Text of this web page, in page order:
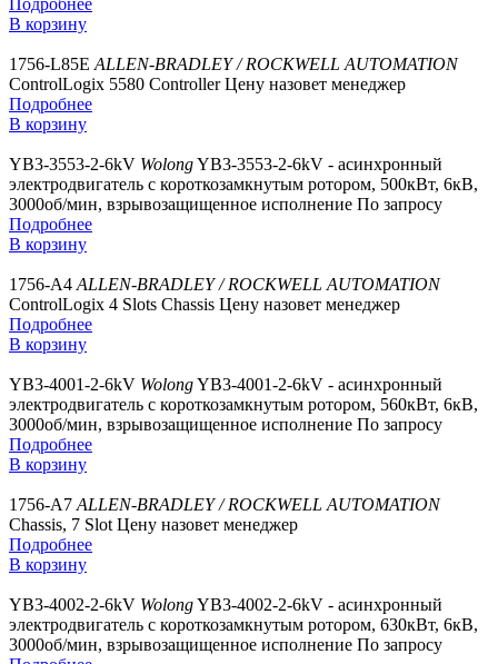
Подробнее
В корзину
1756-L85E ALLEN-BRADLEY / ROCKWELL AUTOMATION
ControlLogix 5580 Controller Цену назовет менеджер
Подробнее
В корзину
YB3-3553-2-6kV WolongYB3-3553-2-6kV - асинхронный
электродвигатель с короткозамкнутым ротором, 500кВт, 6кВ,
3000об/мин, взрывозащищенное исполнение По запросу
Подробнее
В корзину
1756-A4 ALLEN-BRADLEY / ROCKWELL AUTOMATION
ControlLogix 4 Slots Chassis Цену назовет менеджер
Подробнее
В корзину
YB3-4001-2-6kV WolongYB3-4001-2-6kV - асинхронный
электродвигатель с короткозамкнутым ротором, 560кВт, 6кВ,
3000об/мин, взрывозащищенное исполнение По запросу
Подробнее
В корзину
1756-A7 ALLEN-BRADLEY / ROCKWELL AUTOMATION
Chassis, 7 Slot Цену назовет менеджер
Подробнее
В корзину
YB3-4002-2-6kV WolongYB3-4002-2-6kV - асинхронный
электродвигатель с короткозамкнутым ротором, 630кВт, 6кВ,
3000об/мин, взрывозащищенное исполнение По запросу